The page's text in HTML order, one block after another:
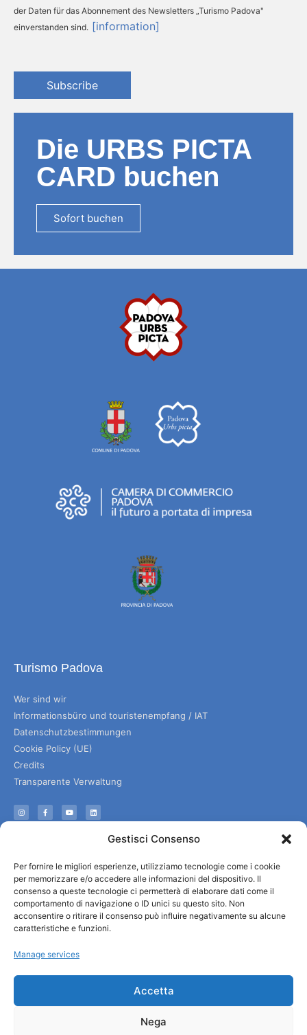
Gestisci Consenso
Per fornire le migliori esperienze, utilizziamo tecnologie come i cookie
per memorizzare e/o accedere alle informazioni del dispositivo. Il
consenso a queste tecnologie ci permetterà di elaborare dati come il
comportamento di navigazione o ID unici su questo sito. Non
acconsentire o ritirare il consenso può influire negativamente su alcune
caratteristiche e funzioni.
Manage services
Accetta
Nega
der Daten für das Abonnement des Newsletters „Turismo Padova"
einverstanden sind. [information]
Subscribe
Die URBS PICTA
CARD buchen
Sofort buchen
Turismo Padova
Wer sind wir
Informationsbüro und touristenempfang / IAT
Datenschutzbestimmungen
Cookie Policy (UE)
Credits
Transparente Verwaltung
Nützliche Dienstleistungen
Broschüren herunterladen